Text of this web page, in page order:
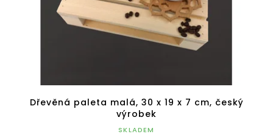
Dřevěná paleta malá, 30 x 19 x 7 cm, český
výrobek
SKLADEM